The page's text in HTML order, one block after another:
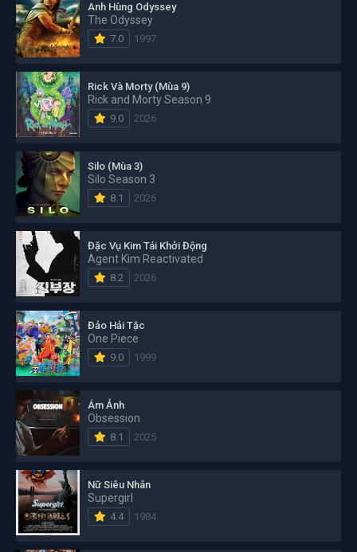
Anh Hùng Odyssey
The Odyssey
7.0 1997
Rick Và Morty (Mùa 9)
Rick and Morty Season 9
9.0 2026
Silo (Mùa 3)
Silo Season 3
8.1 2026
Đặc Vụ Kim Tái Khởi Động
Agent Kim Reactivated
8.2 2026
Đảo Hải Tặc
One Piece
9.0 1999
Ám Ảnh
Obsession
8.1 2025
Nữ Siêu Nhân
Supergirl
4.4 1984